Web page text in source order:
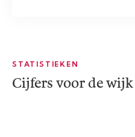
STATISTIEKEN
Cijfers voor de wijk